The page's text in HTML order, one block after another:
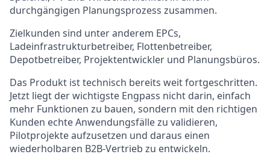
durchgängigen Planungsprozess zusammen.
Zielkunden sind unter anderem EPCs,
Ladeinfrastrukturbetreiber, Flottenbetreiber,
Depotbetreiber, Projektentwickler und Planungsbüros.
Das Produkt ist technisch bereits weit fortgeschritten.
Jetzt liegt der wichtigste Engpass nicht darin, einfach
mehr Funktionen zu bauen, sondern mit den richtigen
Kunden echte Anwendungsfälle zu validieren,
Pilotprojekte aufzusetzen und daraus einen
wiederholbaren B2B-Vertrieb zu entwickeln.